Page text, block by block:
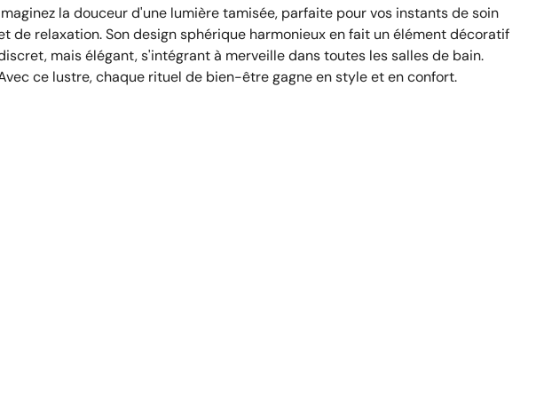
la douceur d'une lumière tamisée, parfaite pour vos instants de soin
de relaxation. Son design sphérique harmonieux en fait un élément décoratif
mais élégant, s'intégrant à merveille dans toutes les salles de bain.
ce lustre, chaque rituel de bien-être gagne en style et en confort.